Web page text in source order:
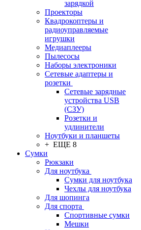
зарядкой
Проекторы
Квадрокоптеры и
радиоуправляемые
игрушки
Медиаплееры
Пылесосы
Наборы электроники
Сетевые адаптеры и
розетки
Сетевые зарядные
устройства USB
(СЗУ)
Розетки и
удлинители
Ноутбуки и планшеты
+ ЕЩЕ 8
Сумки
Рюкзаки
Для ноутбука
Сумки для ноутбука
Чехлы для ноутбука
Для шопинга
Для спорта
Спортивные сумки
Мешки